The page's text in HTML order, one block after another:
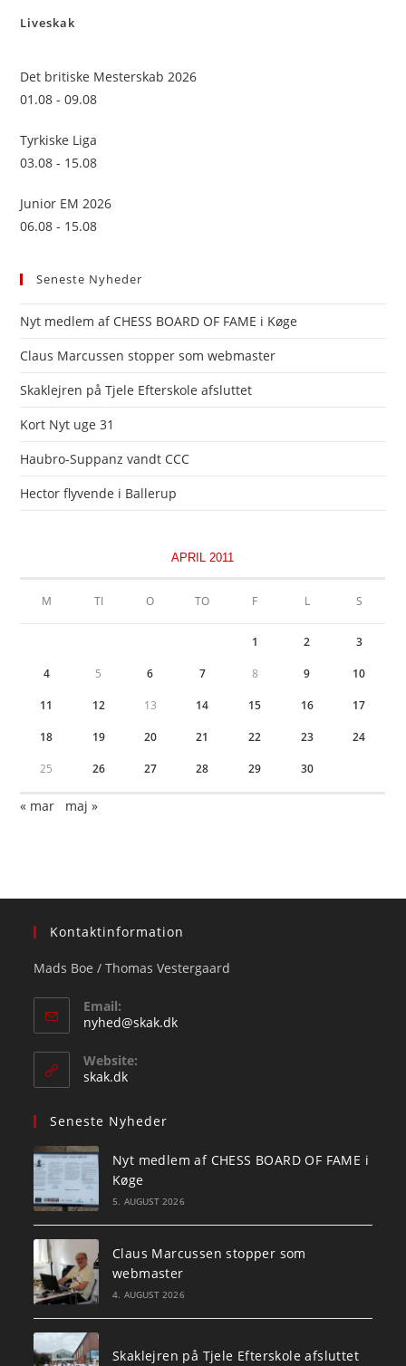
Liveskak
Det britiske Mesterskab 2026
01.08 - 09.08
Tyrkiske Liga
03.08 - 15.08
Junior EM 2026
06.08 - 15.08
Seneste Nyheder
Nyt medlem af CHESS BOARD OF FAME i Køge
Claus Marcussen stopper som webmaster
Skaklejren på Tjele Efterskole afsluttet
Kort Nyt uge 31
Haubro-Suppanz vandt CCC
Hector flyvende i Ballerup
APRIL 2011
M TI O TO F L S
1 2 3
4 5 6 7 8 9 10
11 12 13 14 15 16 17
18 19 20 21 22 23 24
25 26 27 28 29 30
« mar maj »
Kontaktinformation
Mads Boe / Thomas Vestergaard
Email:
nyhed@skak.dkOpens
Website:
skak.dk
Seneste Nyheder
Nyt medlem af CHESS BOARD OF FAME i
Køge
5. AUGUST 2026
Claus Marcussen stopper som
webmaster
4. AUGUST 2026
Skaklejren på Tjele Efterskole afsluttet